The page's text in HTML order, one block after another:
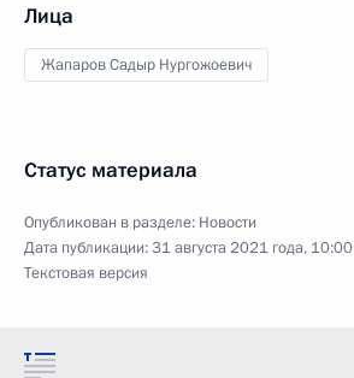
Лица
Жапаров Садыр Нургожоевич
Статус материала
Опубликован в разделе: Новости
Дата публикации:31 августа 2021 года, 10:00
Текстовая версия